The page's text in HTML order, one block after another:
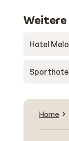
Weitere
Hotel
Home